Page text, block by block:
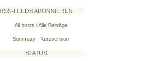
RSS-FEEDS ABONNIEREN
All posts / Alle Beiträge
Summary - Kurzversion
STATUS